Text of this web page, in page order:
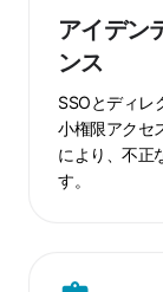
リ
リ
ー
ス
アイデン
ンス
SSOとディレ
小権限アクセ
により、不正
す。
デ
ン
テ
ィ
テ
ィ